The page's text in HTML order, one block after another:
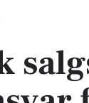
ansvar for